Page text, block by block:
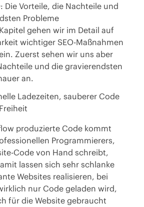
Die Vorteile, die Nachteile und
Probleme
gehen wir im Detail auf
wichtiger SEO-Maßnahmen
Zuerst sehen wir uns aber
und die gravierendsten
an.
Ladezeiten, sauberer Code
produzierte Code kommt
Programmierers,
Code von Hand schreibt,
lassen sich sehr schlanke
Websites realisieren, bei
nur Code geladen wird,
für die Website gebraucht